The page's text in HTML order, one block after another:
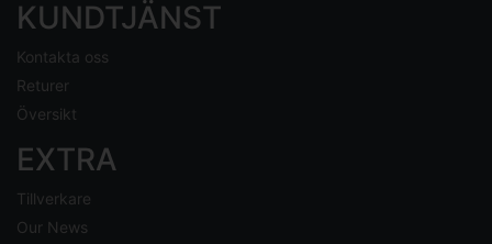
KUNDTJÄNST
Kontakta oss
Returer
Översikt
EXTRA
Tillverkare
Our News